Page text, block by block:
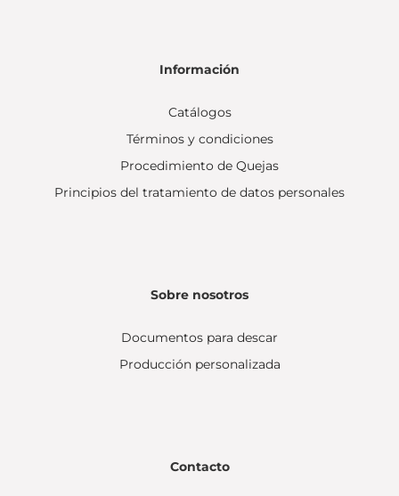
Información
Catálogos
Términos y condiciones
Procedimiento de Quejas
Principios del tratamiento de datos personales
Sobre nosotros
Documentos para descar
Producción personalizada
Contacto